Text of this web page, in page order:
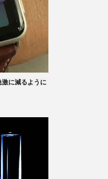
に減るように